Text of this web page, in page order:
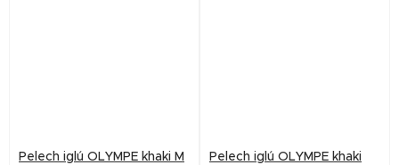
Pelech iglú OLYMPE khaki M
Pelech iglú OLYMPE khaki